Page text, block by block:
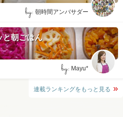
by: 朝時間アンバサダー
と朝ごはん
by: Mayu*
連載ランキングをもっと見る